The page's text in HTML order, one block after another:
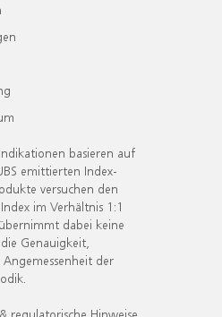
basieren auf
emittierten Index-
versuchen den
im Verhältnis 1:1
dabei keine
Genauigkeit,
der